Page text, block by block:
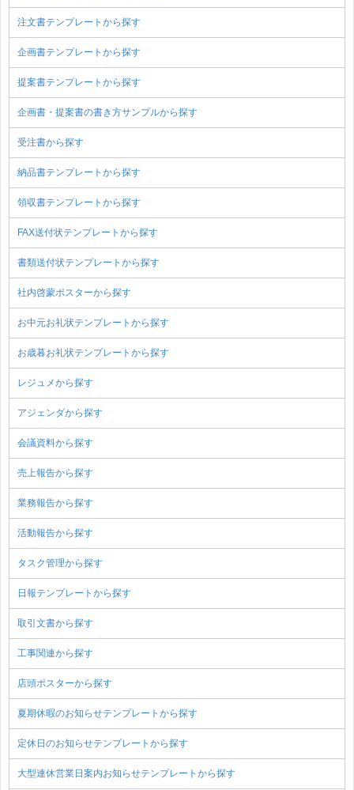
注文書テンプレートから探す
企画書テンプレートから探す
提案書テンプレートから探す
企画書・提案書の書き方サンプルから探す
受注書から探す
納品書テンプレートから探す
領収書テンプレートから探す
FAX送付状テンプレートから探す
書類送付状テンプレートから探す
社内啓蒙ポスターから探す
お中元お礼状テンプレートから探す
お歳暮お礼状テンプレートから探す
レジュメから探す
アジェンダから探す
会議資料から探す
売上報告から探す
業務報告から探す
活動報告から探す
タスク管理から探す
日報テンプレートから探す
取引文書から探す
工事関連から探す
店頭ポスターから探す
夏期休暇のお知らせテンプレートから探す
定休日のお知らせテンプレートから探す
大型連休営業日案内お知らせテンプレートから探す